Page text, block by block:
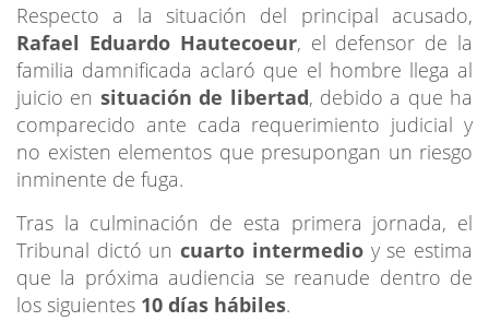
Respecto a la situación del principal acusado,
Rafael Eduardo Hautecoeur, el defensor de la
familia damnificada aclaró que el hombre llega al
juicio en situación de libertad, debido a que ha
comparecido ante cada requerimiento judicial y
no existen elementos que presupongan un riesgo
inminente de fuga.
Tras la culminación de esta primera jornada, el
Tribunal dictó uncuarto intermedioy se estima
que la próxima audiencia se reanude dentro de
los siguientes 10 días hábiles.